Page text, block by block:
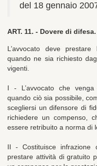
del 18 gennaio
ART. 11. - Dovere di difesa.
L’avvocato deve
quando ne sia richiesto
vigenti.
I - L’avvocato che venga
quando ciò sia possibile,
scegliersi un difensore di
richiedere un compenso,
essere retribuito a norma di
II - Costituisce infrazione
prestare attività di gratuito